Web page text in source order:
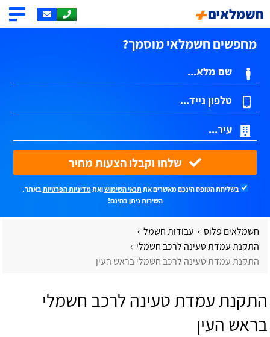
מחפשים חשמלאי מוסמך?
בשליחת הטופס הינכם מאשרים את תנאי השימושואתמדיניות הפרטיותבאתר.
השירות ניתן בחינם!
חשמלאים פלוס
עבודות חשמל
התקנת עמדת טעינה לרכב חשמלי
התקנת עמדת טעינה לרכב חשמלי בראש העין
התקנת עמדת טעינה לרכב חשמלי
בראש העין